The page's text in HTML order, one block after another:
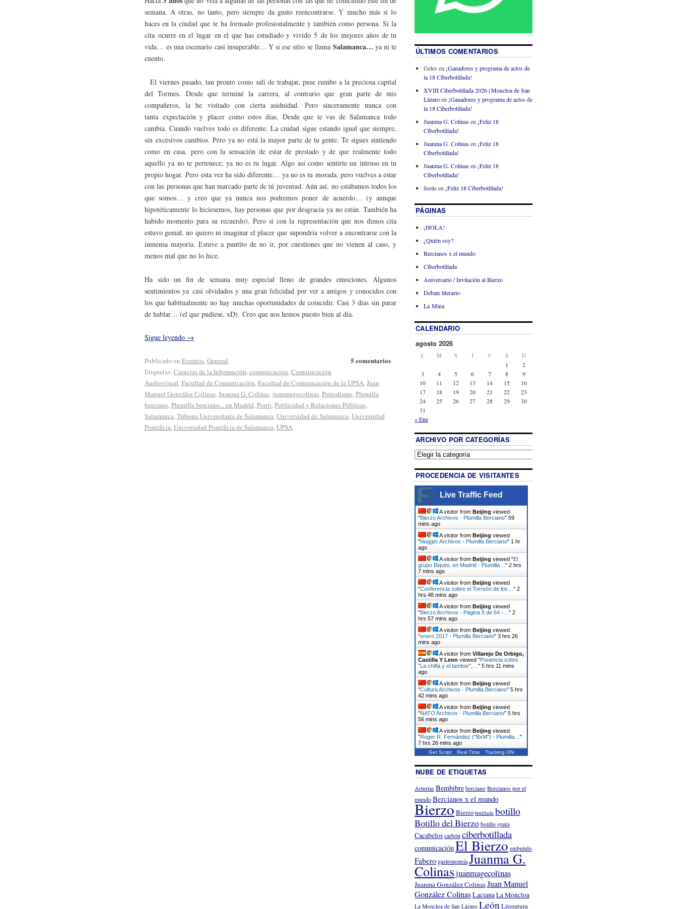
semana. A otras, no tanto, pero siempre da gusto reencontrarse. Y mucho más si lo
haces en la ciudad que te ha formado profesionalmente y también como persona. Si la
cita ocurre en el lugar en el que has estudiado y vivido 5 de los mejores años de tu
vida… es una escenario casi insuperable… Y si ese sitio se llama Salamanca… ya ni te
cuento.
El viernes pasado, tan pronto como salí de trabajar, puse rumbo a la preciosa capital
del Tormes. Desde que terminé la carrera, al contrario que gran parte de mis
compañeros, la he visitado con cierta asiduidad. Pero sinceramente nunca con
tanta expectación y placer como estos días. Desde que te vas de Salamanca todo
cambia. Cuando vuelves todo es diferente. La ciudad sigue estando igual que siempre,
sin excesivos cambios. Pero ya no está la mayor parte de tu gente. Te sigues sintiendo
como en casa, pero con la sensación de estar de prestado y de que realmente todo
aquello ya no te pertenece; ya no es tu lugar. Algo así como sentirte un intruso en tu
propio hogar. Pero esta vez ha sido diferente… ya no es tu morada, pero vuelves a estar
con las personas que han marcado parte de tú juventud. Aún así, no estábamos todos los
que somos… y creo que ya nunca nos podremos poner de acuerdo… (y aunque
hipotéticamente lo hiciesemos, hay personas que por desgracia ya no están. También ha
habido momento para su recuerdo). Pero si con la representación que nos dimos cita
estuvo genial, no quiero ni imaginar el placer que supondría volver a encontrarse con la
inmensa mayoría. Estuve a puntito de no ir, por cuestiones que no vienen al caso, y
menos mal que no lo hice.
Ha sido un fin de semana muy especial lleno de grandes emociones. Algunos
sentimientos ya casi olvidados y una gran felicidad por ver a amigos y conocidos con
los que habitualmente no hay muchas oportunidades de coincidir. Casi 3 días sin parar
de hablar… (el que pudiese, xD). Creo que nos hemos puesto bien al día.
Sigue leyendo →
5 comentarios
Publicado en Eventos,General
Etiquetas: Ciencias de la Información,comunicación,Comunicación
Audiovisual,Facultad de Comunicación,Facultad de Comunicación de la UPSA,Juan
Manuel González Colinas,Juanma G. Colinas, juanmagecolinas,Periodismo,Plumilla
berciano,Plumilla berciano... en Madrid,Ponti,Publicidad y Relaciones Públicas,
Salamanca,Tribuna Universitaria de Salamanca,Universidad de Salamanca,Universidad
Pontificia,Universidad Pontificia de Salamanca,UPSA
ÚLTIMOS COMENTARIOS
Geles en ¡Ganadores y programa de actos de
la 18 Ciberbotillada!
XVIII Ciberbotillada 2026 | Moncloa de San
Lázaroen ¡Ganadores y programa de actos de
la 18 Ciberbotillada!
Juanma G. Colinasen ¡Feliz 18
Ciberbotillada!
Juanma G. Colinasen ¡Feliz 18
Ciberbotillada!
Juanma G. Colinasen ¡Feliz 18
Ciberbotillada!
Jesúsen ¡Feliz 18 Ciberbotillada!
PÁGINAS
¡HOLA!
¿Quién soy?
Bercianos x el mundo
Ciberbotillada
Aniversario / Invitación al Bierzo
Debate literario
La Mina
CALENDARIO
agosto 2026
L M X J V S D
1
2
3
4 5 6 7 8
9
10
11 12 13 14 15
16
17
18 19 20 21 22
23
24
25 26 27 28 29
30
31
« Ene
ARCHIVO POR CATEGORÍAS
PROCEDENCIA DE VISITANTES
Live Traffic Feed
A visitor from Beijing viewed
"Bierzo Archivos - Plumilla Berciano" 59
mins ago
A visitor from Beijing viewed
"blogger Archivos - Plumilla Berciano" 1 hr
ago
A visitor from Beijing viewed "El
grupo Biquini, en Madrid - Plumilla… " 2 hrs
7 mins ago
A visitor from Beijing viewed
"Conferencia sobre el Torreón de los… " 2
hrs 48 mins ago
A visitor from Beijing viewed
"Bierzo Archivos - Página 8 de 64 -… " 2
hrs 57 mins ago
A visitor from Beijing viewed
"enero 2017 - Plumilla Berciano" 3 hrs 26
mins ago
A visitor from Villarejo De Orbigo,
Castilla Y Leon viewed "Ponencia sobre
"La chifla y el tambor",… " 5 hrs 11 mins
ago
A visitor from Beijing viewed
"Cultura Archivos - Plumilla Berciano" 5 hrs
42 mins ago
A visitor from Beijing viewed
"NATO Archivos - Plumilla Berciano" 5 hrs
56 mins ago
A visitor from Beijing viewed
"Roger R. Fernández ("BxM") - Plumilla… "
7 hrs 26 mins ago
Get Script Real Time Tracking ON
NUBE DE ETIQUETAS
Asturias Bembibre berciano Bercianos por el
mundoBercianos x el mundo
BierzoBierzo botillada botillo
Botillo del Bierzo botillo gratis
Cacabeloscarbón ciberbotillada
comunicaciónEl Bierzo embutido
Fabero gastronomíaJuanma G.
Colinasjuanmagecolinas
Juanma González ColinasJuan Manuel
González ColinasLacianaLa Moncloa
La Moncloa de San Lázaro LeónLiteratura